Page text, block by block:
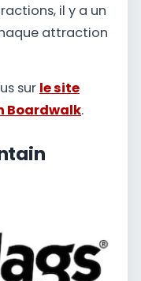
il y a un
attraction
sur le site
Boardwalk.